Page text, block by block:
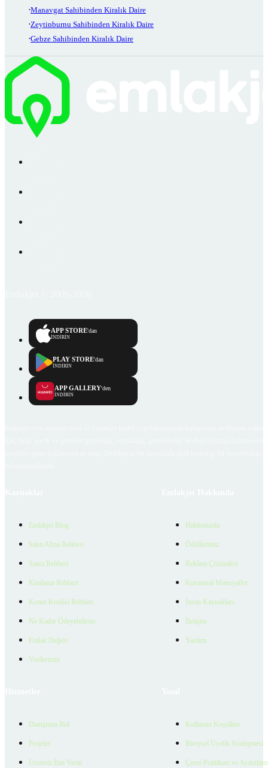
Manavgat Sahibinden Kiralık Daire
Zeytinburnu Sahibinden Kiralık Daire
Gebze Sahibinden Kiralık Daire
APP STORE'dan
İNDİRİN
PLAY STORE'dan
İNDİRİN
APP GALLERY'den
İNDİRİN
Emlakjet Blog
Satın Alma Rehberi
Satıcı Rehberi
Kiralama Rehberi
Konut Kredisi Rehberi
Ne Kadar Ödeyebilirim
Emlak Değeri
Verilerimiz
Hakkımızda
Ödüllerimiz
Reklam Çözümleri
Kurumsal Materyaller
İnsan Kaynakları
İletişim
Yardım
Danışman Bul
Projeler
Ücretsiz İlan Verin
Kullanım Koşulları
Bireysel Üyelik Sözleşmesi
Çerez Politikası ve